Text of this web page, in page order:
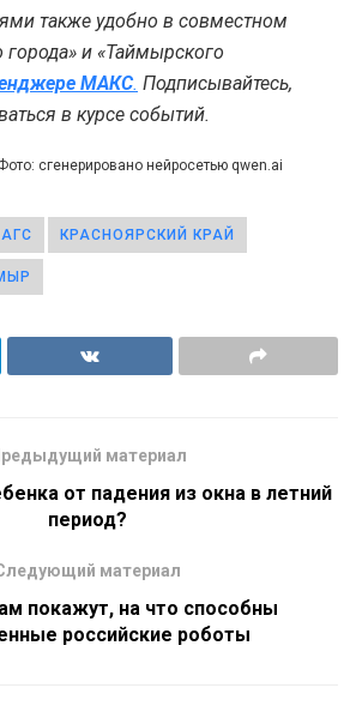
также удобно в совместном
города» и «Таймырского
MAКС. Подписывайтесь,
в курсе событий.
сгенерировано нейросетью qwen.ai
КРАСНОЯРСКИЙ КРАЙ
материал
от падения из окна в летний
период?
материал
покажут, на что способны
российские роботы